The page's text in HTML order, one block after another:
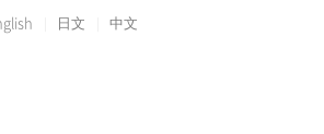
日文 中文